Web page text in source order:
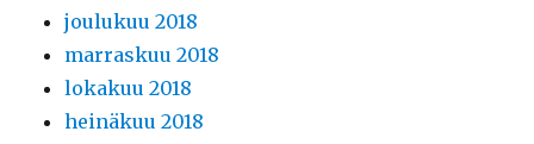
joulukuu 2018
marraskuu 2018
lokakuu 2018
heinäkuu 2018